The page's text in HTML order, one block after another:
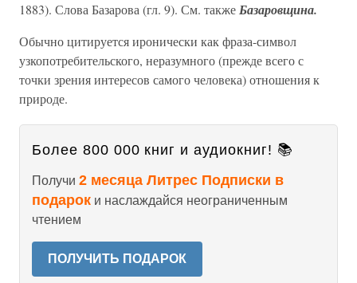
1883). Слова Базарова (гл. 9). См. такжеБазаровщина.
Обычно цитируется иронически как фраза-символ
узкопотребительского, неразумного (прежде всего с
точки зрения интересов самого человека) отношения к
природе.
Более 800 000 книг и аудиокниг! 📚
Получи 2 месяца Литрес Подписки в
подарок и наслаждайся неограниченным
чтением
ПОЛУЧИТЬ ПОДАРОК